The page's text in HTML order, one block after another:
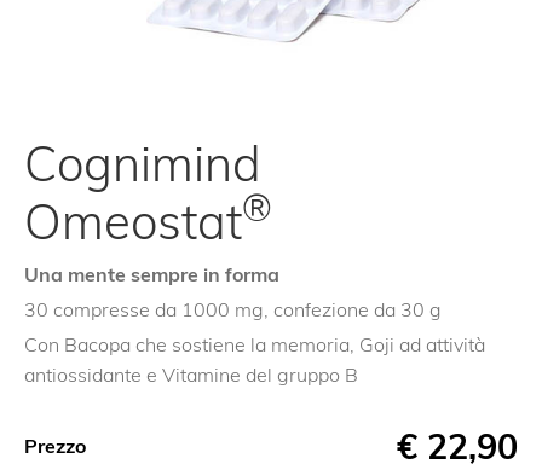
Cognimind
Omeostat®
Una mente sempre in forma
30 compresse da 1000 mg, confezione da 30 g
Con Bacopa che sostiene la memoria, Goji ad attività
antiossidante e Vitamine del gruppo B
Prezzo € 22,90